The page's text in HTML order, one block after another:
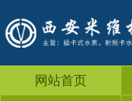
网站首页